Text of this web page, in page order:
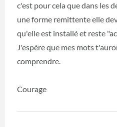
c'est pour cela que dans les
une forme remittente elle
qu'elle est installé et reste
J'espère que mes mots
comprendre.
Courage